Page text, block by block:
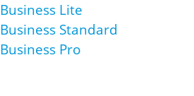
Lite
Standard
Pro